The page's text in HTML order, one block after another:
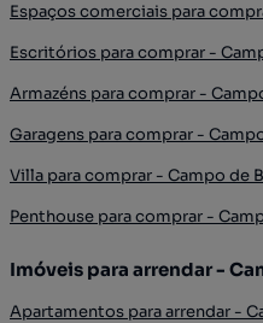
Espaços comerciais para
Escritórios para comprar -
Armazéns para comprar -
Garagens para comprar -
Villa para comprar - Campo de
Penthouse para comprar -
Imóveis para arrendar -
Apartamentos para arrendar -